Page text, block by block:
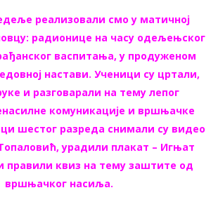
реализовали смо у матичној
радионице на часу одељењског
васпитања, у продуженом
настави. Ученици су цртали,
и разговарали на тему лепог
комуникације и вршњачке
шестог разреда снимали су видео
урадили плакат – Игњат
правили квиз на тему заштите од
вршњачког насиља.